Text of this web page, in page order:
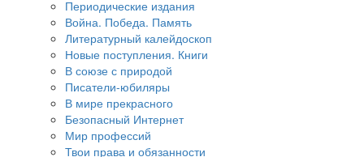
Периодические издания
Война. Победа. Память
Литературный калейдоскоп
Новые поступления. Книги
В союзе с природой
Писатели-юбиляры
В мире прекрасного
Безопасный Интернет
Мир профессий
Твои права и обязанности